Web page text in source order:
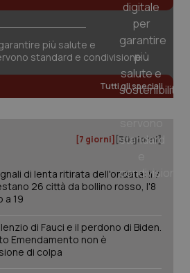
più salute e
standard e condivisione
Tutti gli speciali
[7 giorni] [30 giorni]
di lenta ritirata dell'ondata: il 7
26 città da bollino rosso, l'8
a 19
di Fauci e il perdono di Biden.
Emendamento non è
di colpa
2
www.quotidianosanita.it
2
Google LLC